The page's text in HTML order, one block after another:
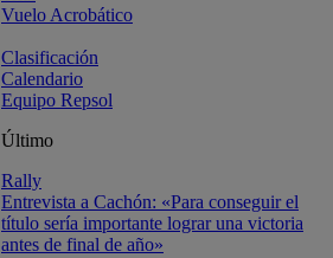
Vuelo Acrobático
Clasificación
Calendario
Equipo Repsol
Último
Rally
Entrevista a Cachón: «Para conseguir el
título sería importante lograr una victoria
antes de final de año»